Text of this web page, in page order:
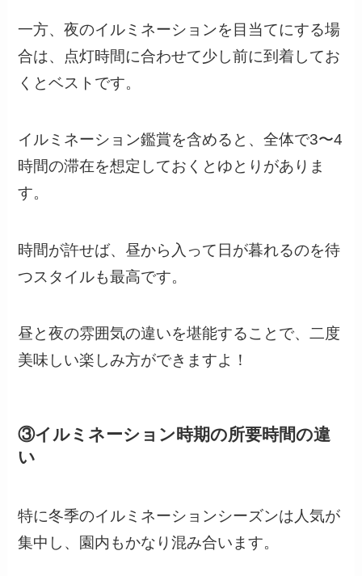
一方、夜のイルミネーションを目当てにする場
合は、点灯時間に合わせて少し前に到着してお
くとベストです。
イルミネーション鑑賞を含めると、全体で3〜4
時間の滞在を想定しておくとゆとりがありま
す。
時間が許せば、昼から入って日が暮れるのを待
つスタイルも最高です。
昼と夜の雰囲気の違いを堪能することで、二度
美味しい楽しみ方ができますよ！
③イルミネーション時期の所要時間の違
い
特に冬季のイルミネーションシーズンは人気が
集中し、園内もかなり混み合います。